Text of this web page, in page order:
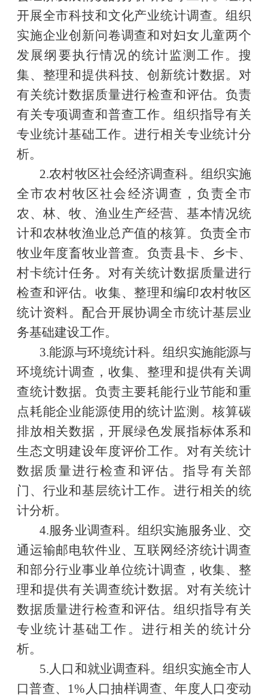
开展全市科技和文化产业统计调查。组织
实施企业创新问卷调查和对妇女儿童两个
发展纲要执行情况的统计监测工作。搜
集、整理和提供科技、创新统计数据。对
有关统计数据质量进行检查和评估。负责
有关专项调查和普查工作。组织指导有关
专业统计基础工作。进行相关专业统计分
析。
2.农村牧区社会经济调查科。组织实施
全市农村牧区社会经济调查，负责全市
农、林、牧、渔业生产经营、基本情况统
计和农林牧渔业总产值的核算。负责全市
牧业年度畜牧业普查。负责县卡、乡卡、
村卡统计任务。对有关统计数据质量进行
检查和评估。收集、整理和编印农村牧区
统计资料。配合开展协调全市统计基层业
务基础建设工作。
3.能源与环境统计科。组织实施能源与
环境统计调查，收集、整理和提供有关调
查统计数据。负责主要耗能行业节能和重
点耗能企业能源使用的统计监测。核算碳
排放相关数据，开展绿色发展指标体系和
生态文明建设年度评价工作。对有关统计
数据质量进行检查和评估。指导有关部
门、行业和基层统计工作。进行相关的统
计分析。
4.服务业调查科。组织实施服务业、交
通运输邮电软件业、互联网经济统计调查
和部分行业事业单位统计调查，收集、整
理和提供有关调查统计数据。对有关统计
数据质量进行检查和评估。组织指导有关
专业统计基础工作。进行相关的统计分
析。
5.人口和就业调查科。组织实施全市人
口普查、1%人口抽样调查、年度人口变动